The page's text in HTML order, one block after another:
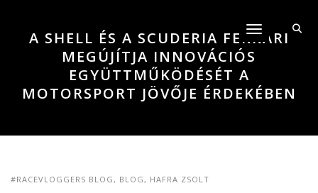
Toggle
A SHELL ÉS A SCUDERIA FERRARI
MEGÚJÍTJA INNOVÁCIÓS
EGYÜTTMŰKÖDÉSÉT A
MOTORSPORT JÖVŐJE ÉRDEKÉBEN
#RACEVLOGGERS BLOG, BLOG, HAFRA ZSOLT